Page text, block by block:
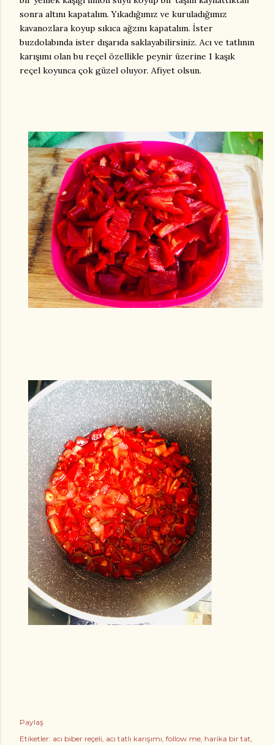
sonra altını kapatalım. Yıkadığımız ve kuruladığımız
kavanozlara koyup sıkıca ağzını kapatalım. İster
buzdolabında ister dışarıda saklayabilirsiniz. Acı ve tatlının
karışımı olan bu reçel özellikle peynir üzerine 1 kaşık
reçel koyunca çok güzel oluyor. Afiyet olsun.
Paylaş
Etiketler: acı biber reçeli acı tatlı karışımı follow me harika bir tat